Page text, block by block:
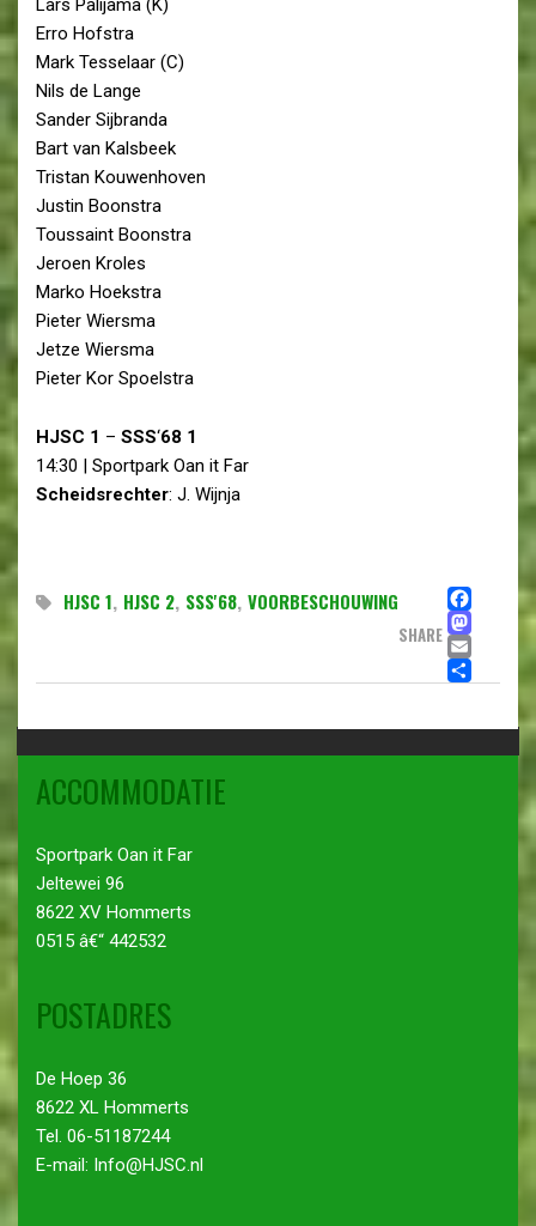
Lars Palijama (K)
Erro Hofstra
Mark Tesselaar (C)
Nils de Lange
Sander Sijbranda
Bart van Kalsbeek
Tristan Kouwenhoven
Justin Boonstra
Toussaint Boonstra
Jeroen Kroles
Marko Hoekstra
Pieter Wiersma
Jetze Wiersma
Pieter Kor Spoelstra
HJSC 1 – SSS‘68 1
14:30 | Sportpark Oan it Far
Scheidsrechter: J. Wijnja
HJSC 1, HJSC 2, SSS'68, VOORBESCHOUWING
SHARE
ACCOMMODATIE
Sportpark Oan it Far
Jeltewei 96
8622 XV Hommerts
0515 â€“ 442532
POSTADRES
De Hoep 36
8622 XL Hommerts
Tel. 06-51187244
E-mail: Info@HJSC.nl